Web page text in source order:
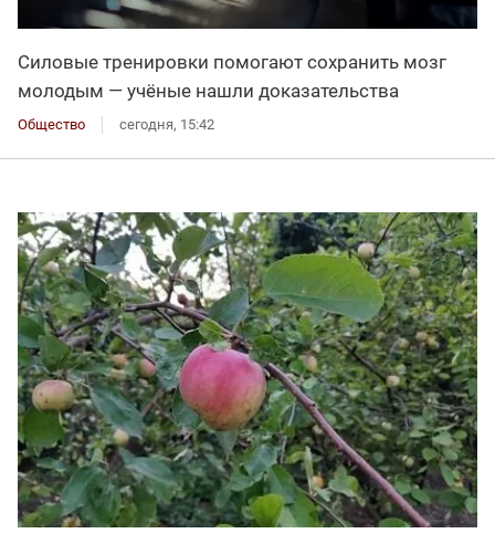
Силовые тренировки помогают сохранить мозг
молодым — учёные нашли доказательства
Общество сегодня, 15:42